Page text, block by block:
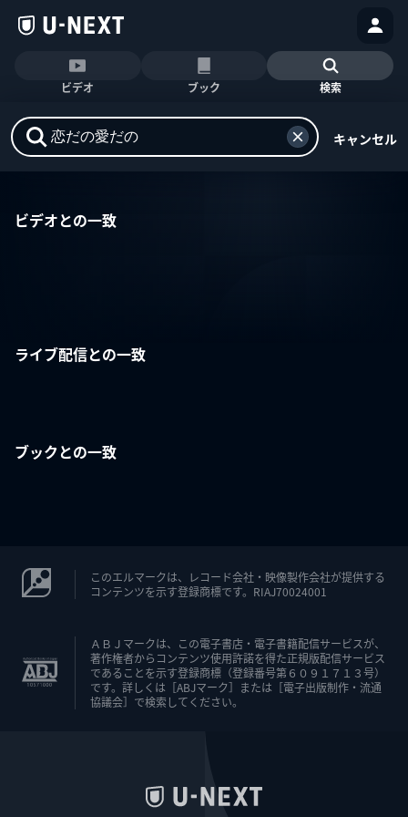
ビデオ ブック 検索
キャンセル
ビデオとの一致
ライブ配信との一致
ブックとの一致
このエルマークは、レコード会社・映像製作会社が提供する
コンテンツを示す登録商標です。RIAJ70024001
ＡＢＪマークは、この電子書店・電子書籍配信サービスが、
著作権者からコンテンツ使用許諾を得た正規版配信サービス
であることを示す登録商標（登録番号第６０９１７１３号）
です。詳しくは［ABJマーク］または［電子出版制作・流通
協議会］で検索してください。